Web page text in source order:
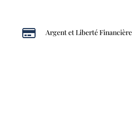
 Argent et Liberté Financière